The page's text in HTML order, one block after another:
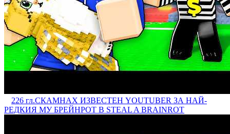
226 гл.СКАМНАХ ИЗВЕСТЕН YOUTUBER ЗА НАЙ-
РЕДКИЯ МУ БРЕЙНРОТ В STEAL A BRAINROT